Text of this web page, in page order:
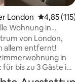
London
4,85
Wohnung in
London | Aufzug
von London,
allem entfernt!
in
bis zu 3 Gäste in
Mayfair/Piccadilly.